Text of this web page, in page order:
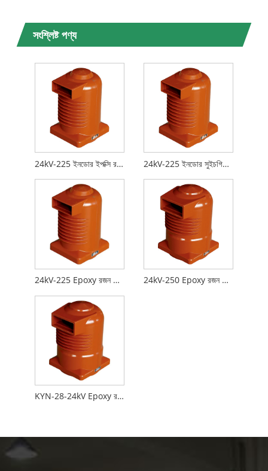
সংশ্লিষ্ট পণ্য
24kV-225 ইনডোর ইপক্সি রজন কন্টাক্ট বক্স 24kV-225 ইনডোর সুইচগিয়ার ইপোক্সি রেজিন কন্টাক্ট বক্স
24kV-225 Epoxy রজন যোগাযোগ বাক্স 24kV-250 Epoxy রজন যোগাযোগ ইনস্টলেশন বক্স
KYN-28-24kV Epoxy রজন যোগাযোগ মাউন্ট বক্স